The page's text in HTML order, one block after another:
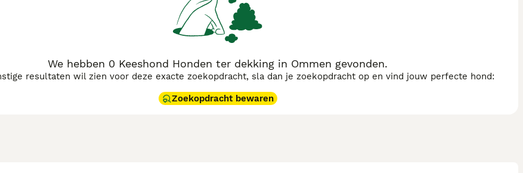
We hebben 0 Keeshond Honden ter dekking in Ommen gevonden.
resultaten wil zien voor deze exacte zoekopdracht, sla dan je zoekopdracht op en vind jouw perfecte hond:
Zoekopdracht bewaren